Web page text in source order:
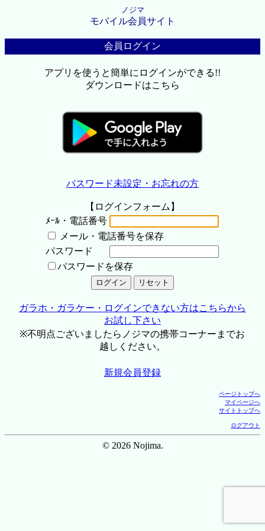
ノジマ
モバイル会員サイト
会員ログイン
アプリを使うと簡単にログインができる!!
ダウンロードはこちら
パスワード未設定・お忘れの方
【ログインフォーム】
ﾒｰﾙ・電話番号
メール・電話番号を保存
パスワード
パスワードを保存
ガラホ・ガラケー・ログインできない方はこちらから
お試し下さい
※不明点ございましたらノジマの携帯コーナーまでお
越しください。
新規会員登録
ページトップへ
マイページへ
サイトトップへ
ログアウト
© 2026 Nojima.